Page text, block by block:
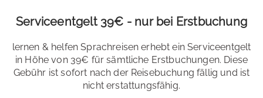
Serviceentgelt 39€ - nur bei Erstbuchung
lernen & helfen Sprachreisen erhebt ein Serviceentgelt
in Höhe von 39€ für sämtliche Erstbuchungen. Diese
Gebühr ist sofort nach der Reisebuchung fällig und ist
nicht erstattungsfähig.